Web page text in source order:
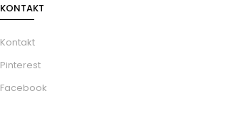
KONTAKT
Kontakt
Pinterest
Facebook